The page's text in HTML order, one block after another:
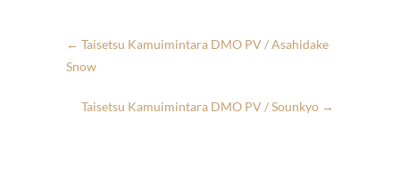
← Taisetsu Kamuimintara DMO PV / Asahidake
Snow
Taisetsu Kamuimintara DMO PV / Sounkyo →